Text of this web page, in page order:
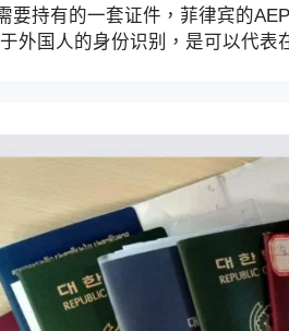
要持有的一套证件，菲律宾的
外国人的身份识别，是可以代